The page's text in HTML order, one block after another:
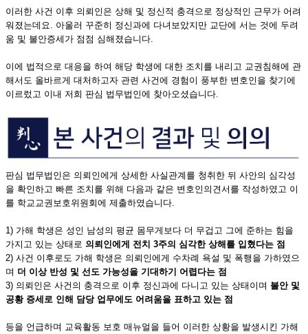
이러한 사건 이후 의뢰인은 상해 및 정신적 충격으로 정상적인 근무가 어려
워졌는데요. 아울러 꾸준히 정신과에 다녀보았지만 교단에 서는 것에 두려
움 및 불안증세가 점점 심해졌습니다.
이에 법적으로 대응을 하여 해당 학생에 대한 조치를 내리고 교권침해에 관
해서도 올바르게 대처하고자 관련 사건에 경험이 풍부한 변호인을 찾기에
이르렀고 이내 저희 판심 법무법인에 찾아오셨습니다.
판심 법무법인은 의뢰인에게 상세한 사실관계를 청취한 뒤 사안의 심각성
을 확인하고 빠른 조치를 위해 다음과 같은 변호인의견서를 작성하였고 이
를 학교교권보호위원회에 제출하였습니다.
1) 가해 학생은 성인 남성의 평균 몸무게보다 더 무겁고 그에 준하는 힘을
가지고 있는 상태로 의뢰인에게 전치 3주의 심각한 상해를 입혔다는 점
2) 사건 이후로도 가해 학생은 의뢰인에게 수차례 욕설 및 폭행을 가하였으
며 더 이상 반성 및 선도 가능성을 기대하기 어렵다는 점
3) 의뢰인은 사건의 충격으로 이후 정신과에 다니고 있는 상태이며 불안 및
공황 증세로 인해 담당 업무에도 어려움을 표하고 있는 점
등을 언급하며 교육활동 보호 매뉴얼을 들어 이러한 상황을 발생시킨 가해